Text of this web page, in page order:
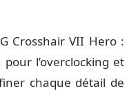
Crosshair VII Hero :
pour l’overclocking et
chaque détail de